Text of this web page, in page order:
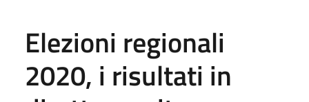
Elezioni regionali
2020, i risultati in